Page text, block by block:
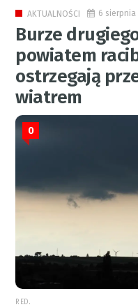
AKTUALNOŚCI 6 sierpnia
Burze
powiatem
ostrzegają
wiatrem
0
RED.